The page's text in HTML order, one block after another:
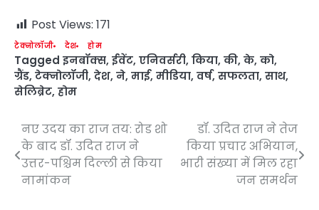
Post Views: 171
टेक्नोलॉजी देश होम
Tagged इनबॉक्स, ईवेंट, एनिवर्सरी, किया, की, के, को,
ग्रैंड, टेक्नोलॉजी, देश, ने, माई, मीडिया, वर्ष, सफलता, साथ,
सेलिब्रेट, होम
Post
navigation
नए उदय का राज तय: रोड शो
के बाद डॉ. उदित राज ने
उत्तर-पश्चिम दिल्ली से किया
नामांकन
डॉ. उदित राज ने तेज
किया प्रचार अभियान,
भारी संख्या में मिल रहा
जन समर्थन